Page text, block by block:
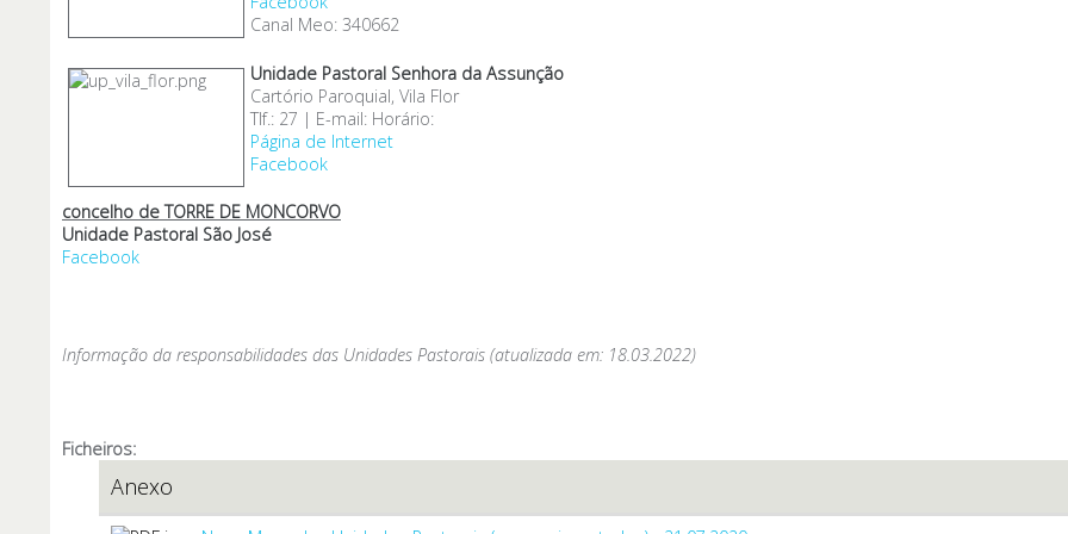
Canal Meo: 340662
Unidade Pastoral Senhora da Assunção
Cartório Paroquial, Vila Flor
Tlf.: 27 | E-mail: Horário:
Página de Internet
Facebook
concelho de TORRE DE MONCORVO
Unidade Pastoral São José
Facebook
Informação da responsabilidades das Unidades Pastorais (atualizada em: 18.03.2022)
Ficheiros:
Anexo